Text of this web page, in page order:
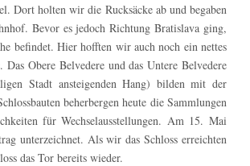
Dort holten wir die Rucksäcke ab und begaben
Bevor es jedoch Richtung Bratislava ging,
befindet. Hier hofften wir auch noch ein nettes
Obere Belvedere und das Untere Belvedere
Stadt ansteigenden Hang) bilden mit der
beherbergen heute die Sammlungen
für Wechselausstellungen. Am 15. Mai
unterzeichnet. Als wir das Schloss erreichten
das Tor bereits wieder.